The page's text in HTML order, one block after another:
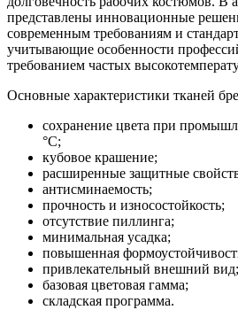
представлены инновационные
современным требованиям и
учитывающие особенности
требованием частых
Основные характеристики тканей
сохранение цвета при
°C;
кубовое крашение;
расширенные защитные
антисминаемость;
прочность и износостойкость;
отсутствие пиллинга;
минимальная усадка;
повышенная
привлекательный внешний вид;
базовая цветовая гамма;
складская программа.